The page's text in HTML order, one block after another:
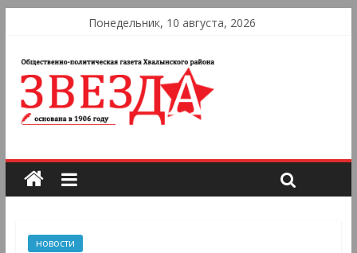
Понедельник, 10 августа, 2026
новости